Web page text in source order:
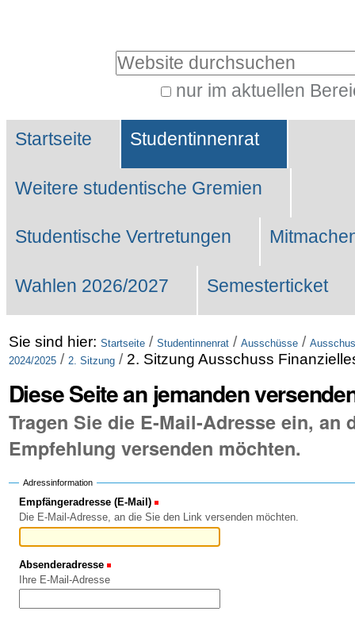
Website durchsuchen
nur im aktuellen
Suche…
Sektionen
Startseite Studentinnenrat
Weitere studentische Gremien
Studentische Vertretungen
Wahlen 2026/2027 Semesterticket
Sie sind hier: Startseite / Studentinnenrat / Ausschüsse /
2024/2025 / 2. Sitzung / 2. Sitzung Ausschuss
Diese Seite an jemanden
Tragen Sie die E-Mail-Adresse ein, an
Empfehlung versenden möchten.
Adressinformation
Empfängeradresse (E-Mail)
Die E-Mail-Adresse, an die Sie den Link versenden möchten.
Absenderadresse
Ihre E-Mail-Adresse